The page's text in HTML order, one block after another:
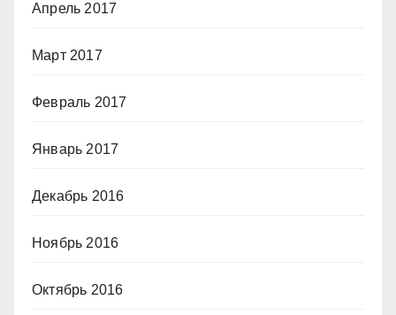
Апрель 2017
Март 2017
Февраль 2017
Январь 2017
Декабрь 2016
Ноябрь 2016
Октябрь 2016